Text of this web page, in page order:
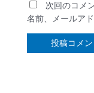
次回のコメ
名前、メールア